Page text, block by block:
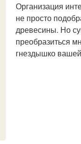
Организация
не просто
древесины. Но
преобразиться
гнездышко